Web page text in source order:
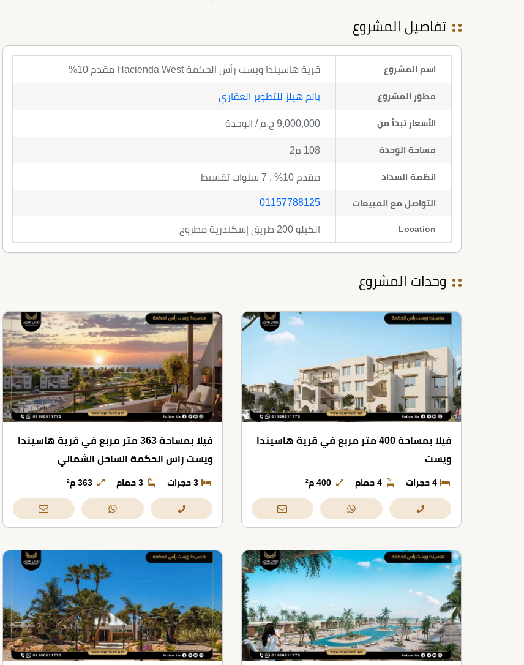
تفاصيل المشروع
اسم المشروع قرية هاسيندا ويست رأس الحكمة Hacienda West مقدم 10%
مطور المشروع بالم هيلز للتطوير العقاري
الأسعار تبدأ من 9,000,000 ج.م / الوحدة
مساحة الوحدة 108 م2
انظمة السداد مقدم 10% , 7 سنوات تقسيط
التواصل مع المبيعات 01157788125
Location الكيلو 200 طريق إسكندرية مطروح
وحدات المشروع
فيلا بمساحة 400 متر مربع في قرية هاسيندا
ويست
4 حجرات 4 حمام 400 م²
فيلا بمساحة 363 متر مربع في قرية هاسيندا
ويست راس الحكمة الساحل الشمالي
3 حجرات 3 حمام 363 م²